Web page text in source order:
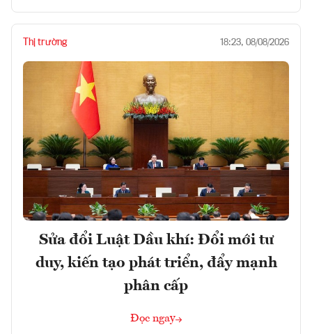
Thị trường 18:23, 08/08/2026
Sửa đổi Luật Dầu khí: Đổi mới tư
duy, kiến tạo phát triển, đẩy mạnh
phân cấp
Đọc ngay